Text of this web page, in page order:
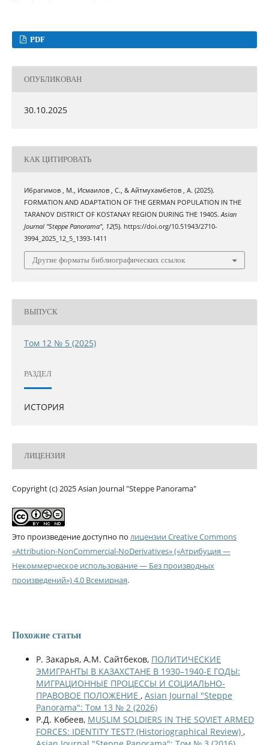
PDF
ОПУБЛИКОВАН
30.10.2025
КАК ЦИТИРОВАТЬ
Ибрагимов , М., Исмаилов , С., & Айтмухамбетов , А. (2025).
FORMATION AND ADAPTATION OF THE GERMAN POPULATION IN THE
TARANOV DISTRICT OF KOSTANAY REGION DURING THE 1940S.Asian
Journal "Steppe Panorama", 12(5). https://doi.org/10.51943/2710-
3994_2025_12_5_1393-1411
Другие форматы библиографических ссылок
ВЫПУСК
Том 12 № 5 (2025)
РАЗДЕЛ
ИСТОРИЯ
ЛИЦЕНЗИЯ
Copyright (c) 2025 Asian Journal "Steppe Panorama"
Это произведение доступно по лицензии Creative Commons
«Attribution-NonCommercial-NoDerivatives» («Атрибуция —
Некоммерческое использование — Без производных
произведений») 4.0 Всемирная.
Похожие статьи
Р. Закарья, A.M. Сайтбеков, ПОЛИТИЧЕСКИЕ
ЭМИГРАНТЫ В КАЗАХСТАНЕ В 1930–1940-Е ГОДЫ:
МИГРАЦИОННЫЕ ПРОЦЕССЫ И СОЦИАЛЬНО-
ПРАВОВОЕ ПОЛОЖЕНИЕ , Asian Journal "Steppe
Panorama": Том 13 № 2 (2026)
Р.Д. Көбеев, MUSLIM SOLDIERS IN THE SOVIET ARMED
FORCES: IDENTITY TEST? (Historiographical Review) ,